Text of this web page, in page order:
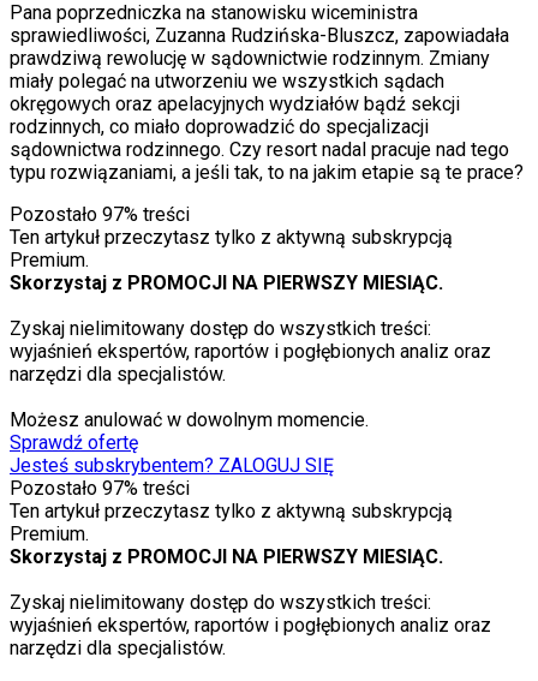
Pana poprzedniczka na stanowisku wiceministra
sprawiedliwości, Zuzanna Rudzińska-Bluszcz, zapowiadała
prawdziwą rewolucję w sądownictwie rodzinnym. Zmiany
miały polegać na utworzeniu we wszystkich sądach
okręgowych oraz apelacyjnych wydziałów bądź sekcji
rodzinnych, co miało doprowadzić do specjalizacji
sądownictwa rodzinnego. Czy resort nadal pracuje nad tego
typu rozwiązaniami, a jeśli tak, to na jakim etapie są te prace?
Pozostało 97% treści
Ten artykuł przeczytasz tylko z aktywną subskrypcją
Premium.
Skorzystaj z PROMOCJI NA PIERWSZY MIESIĄC.
Zyskaj nielimitowany dostęp do wszystkich treści:
wyjaśnień ekspertów, raportów i pogłębionych analiz oraz
narzędzi dla specjalistów.
Możesz anulować w dowolnym momencie.
Sprawdź ofertę
Jesteś subskrybentem? ZALOGUJ SIĘ
Pozostało 97% treści
Ten artykuł przeczytasz tylko z aktywną subskrypcją
Premium.
Skorzystaj z PROMOCJI NA PIERWSZY MIESIĄC.
Zyskaj nielimitowany dostęp do wszystkich treści:
wyjaśnień ekspertów, raportów i pogłębionych analiz oraz
narzędzi dla specjalistów.